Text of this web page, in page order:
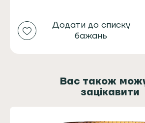
generation
кількість
Додати до списку
бажань
Вас також
зацікавити